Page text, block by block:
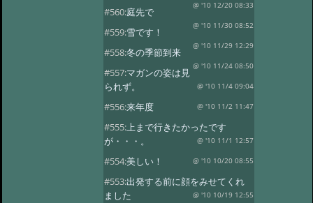
@ '10 12/20 08:33
#560:庭先で
@ '10 11/30 08:52
#559:雪です！
@ '10 11/29 12:29
#558:冬の季節到来
@ '10 11/24 08:50
#557:マガンの姿は見
られず。
@ '10 11/4 09:04
#556:来年度 @ '10 11/2 11:47
#555:上まで行きたかったです
が・・・。
@ '10 11/1 12:57
#554:美しい！ @ '10 10/20 08:55
#553:出発する前に顔をみせてくれ
ました
@ '10 10/19 12:55